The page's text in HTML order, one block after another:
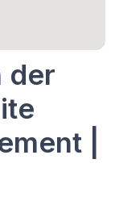
der
|